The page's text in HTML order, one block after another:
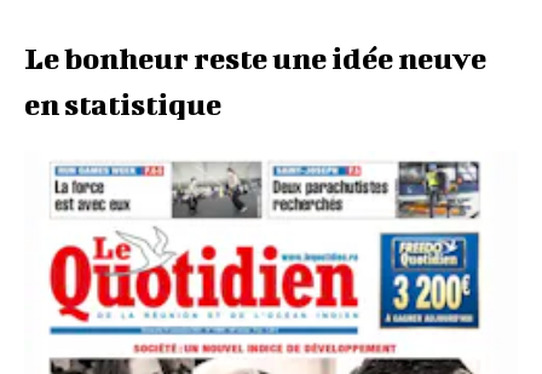
Le bonheur reste une idée neuve
en statistique